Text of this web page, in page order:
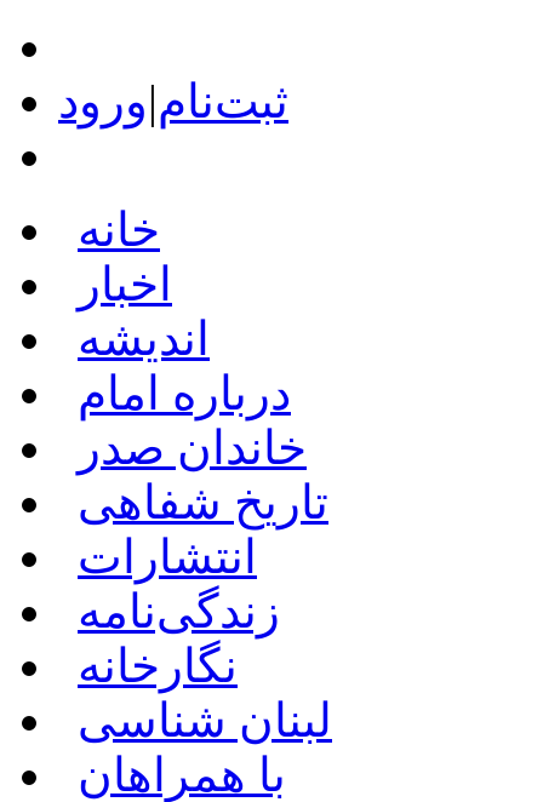
ثبت‌نام|ورود
خانه
اخبار
اندیشه
درباره امام
خاندان صدر
تاریخ شفاهی
انتشارات
زندگی‌نامه
نگارخانه
لبنان شناسی
با همراهان